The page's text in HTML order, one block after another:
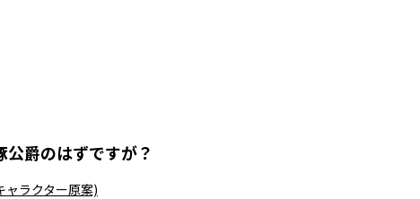
爵のはずですが？
ャラクター原案)